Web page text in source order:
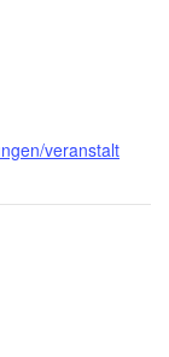
veranstalt